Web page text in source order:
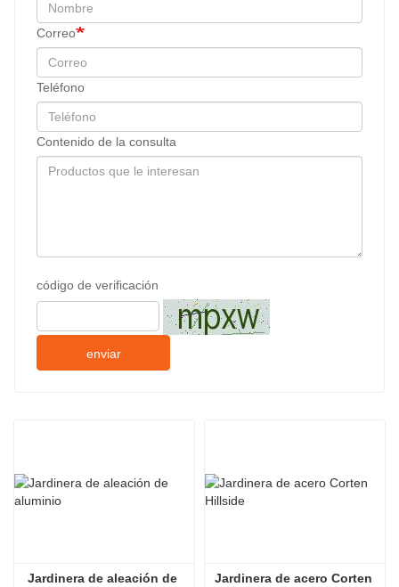
Correo
Teléfono
Contenido de la consulta
código de verificación
enviar
Jardinera de aleación de
Jardinera de acero Corten